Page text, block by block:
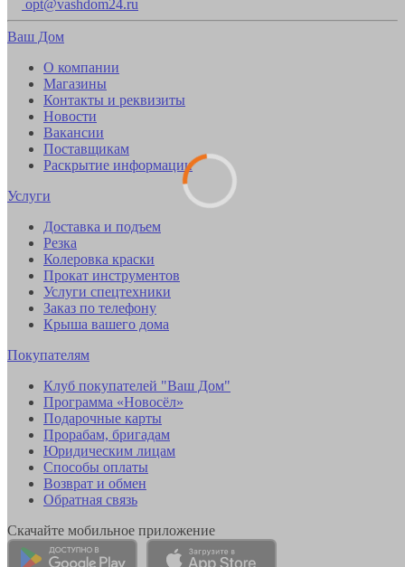
opt@vashdom24.ru
Ваш Дом
О компании
Магазины
Контакты и реквизиты
Новости
Вакансии
Поставщикам
Раскрытие информации
Услуги
Доставка и подъем
Резка
Колеровка краски
Прокат инструментов
Услуги спецтехники
Заказ по телефону
Крыша вашего дома
Покупателям
Клуб покупателей "Ваш Дом"
Программа «Новосёл»
Подарочные карты
Прорабам, бригадам
Юридическим лицам
Способы оплаты
Возврат и обмен
Обратная связь
Скачайте мобильное приложение